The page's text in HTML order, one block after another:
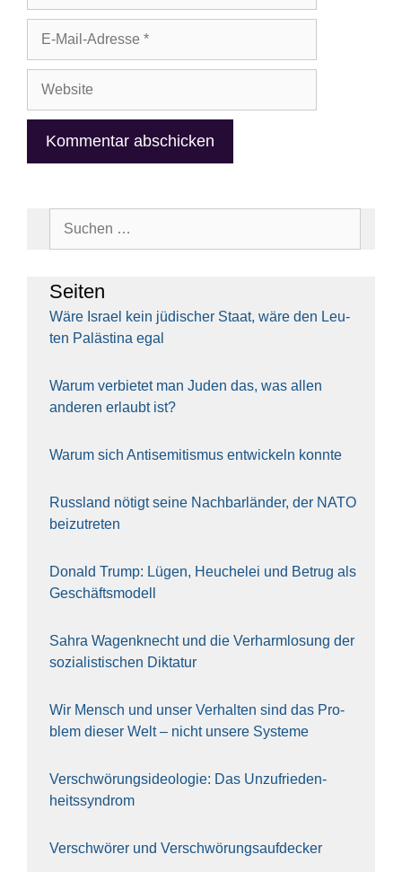
Adresse
Sei­ten
Wäre Isra­el kein jüdi­scher Staat, wäre den Leu­
ten Paläs­ti­na egal
War­um ver­bie­tet man Juden das, was allen
ande­ren erlaubt ist?
War­um sich Anti­se­mi­tis­mus ent­wi­ckeln konn­te
Russ­land nötigt sei­ne Nach­bar­län­der, der NATO
bei­zu­tre­ten
Donald Trump: Lügen, Heu­che­lei und Betrug als
Geschäfts­mo­dell
Sahra Wagen­knecht und die Ver­harm­lo­sung der
sozia­lis­ti­schen Dik­ta­tur
Wir Mensch und unser Ver­hal­ten sind das Pro­
blem die­ser Welt – nicht unse­re Sys‍te‍me
Ver­schwö­rungs­ideo­lo­gie: Das Unzufrieden­
heitssyndrom
Ver­schwö­rer und Verschwörungs­aufdecker